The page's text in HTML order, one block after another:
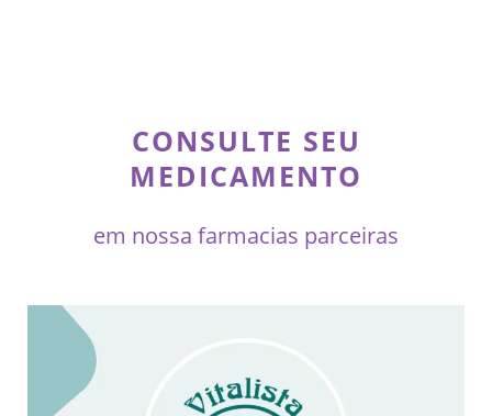
CONSULTE SEU
MEDICAMENTO
em nossa farmacias parceiras